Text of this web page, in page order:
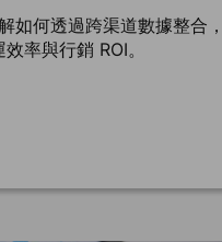
如何透過跨渠道數據整合，
率與行銷 ROI。